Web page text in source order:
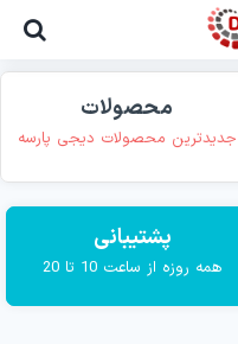
محصولات
جدیدترین محصولات دیجی پارسه
پشتیبانی
همه روزه از ساعت 10 تا 20